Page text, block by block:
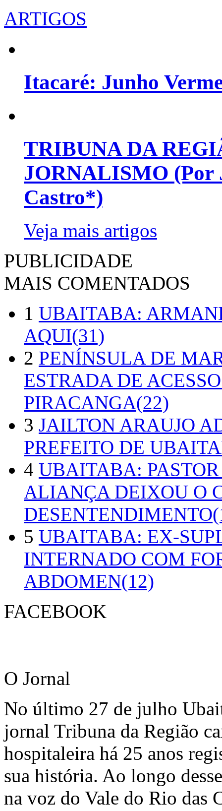
ARTIGOS
Itacaré: Junho
TRIBUNA DA
JORNALISMO (Por
Castro*)
Veja mais artigos
PUBLICIDADE
MAIS COMENTADOS
1 UBAITABA:
AQUI(31)
2 PENÍNSULA DE
ESTRADA DE
PIRACANGA(22)
3 JAILTON ARAUJO
PREFEITO DE
4 UBAITABA:
ALIANÇA DEIXOU O
5 UBAITABA: EX-
INTERNADO COM
ABDOMEN(12)
FACEBOOK
O Jornal
No último 27 de julho
jornal Tribuna da Região
hospitaleira há 25 anos
sua história. Ao longo
na voz do Vale do Rio das